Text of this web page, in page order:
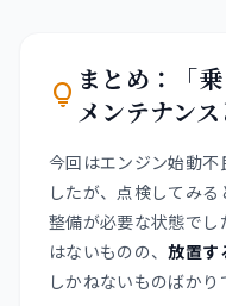
lightbulb まとめ：「
メンテナン
今回はエンジン始動
したが、点検してみ
整備が必要な状態でし
はないものの、放置す
しかねないものばかり